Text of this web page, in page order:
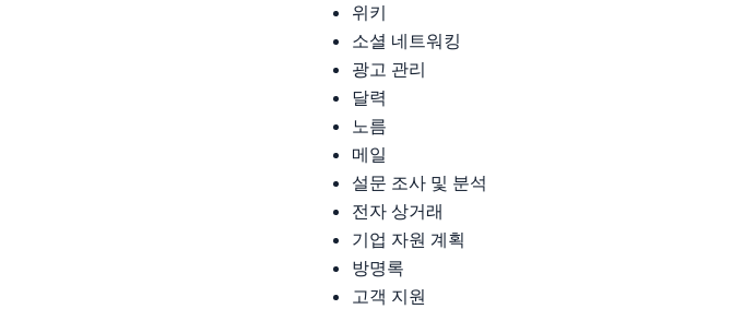
위키
소셜 네트워킹
광고 관리
달력
노름
메일
설문 조사 및 분석
전자 상거래
기업 자원 계획
방명록
고객 지원